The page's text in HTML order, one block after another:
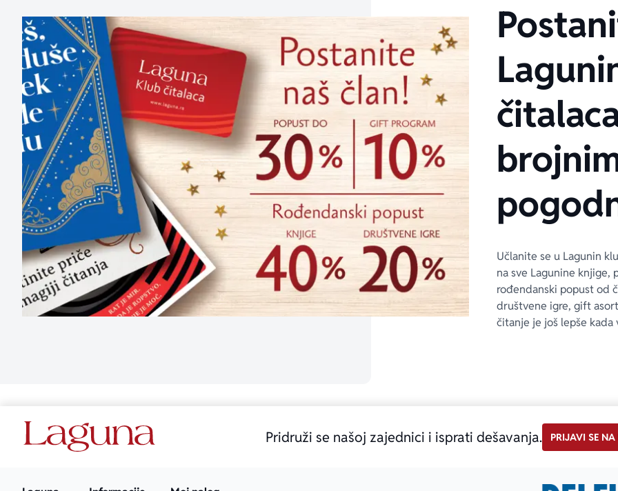
Učlanite se u Lagunin
na sve Lagunine knjige,
rođendanski popust od
društvene igre, gift
čitanje je još lepše kada
Pridruži se našoj zajednici i isprati dešavanja. PRIJAVI SE NA